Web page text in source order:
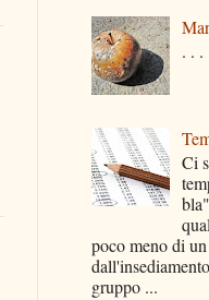
. . .
Ci
poco meno di
gruppo ...